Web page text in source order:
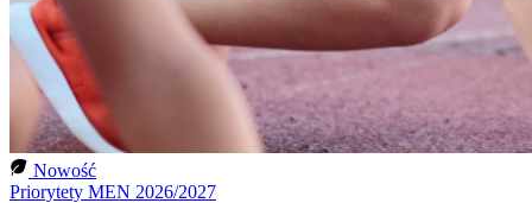
Nowość
Priorytety MEN 2026/2027